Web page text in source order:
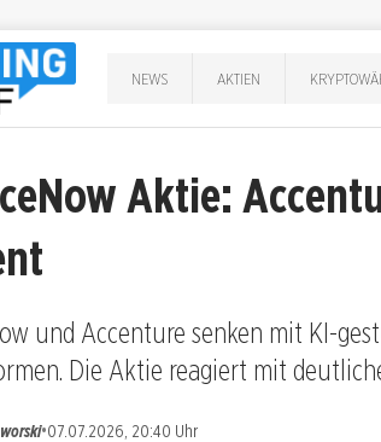
NEWS AKTIEN
Aktie:
und Accenture senken mit KI-
Die Aktie reagiert mit
•07.07.2026, 20:40 Uhr